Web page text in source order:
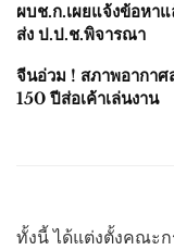
ผบช.ก.เผยแจ้งข้อหา
ส่ง ป.ป.ช.พิจารณา
จีนอ่วม ! สภาพอากาศ
150 ปีส่อเค้าเล่นงาน
ทั้งนี้ ได้แต่งตั้งคณะก